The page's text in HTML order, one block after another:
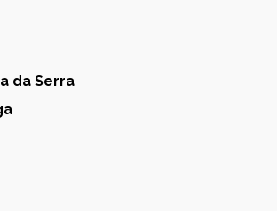
da Serra